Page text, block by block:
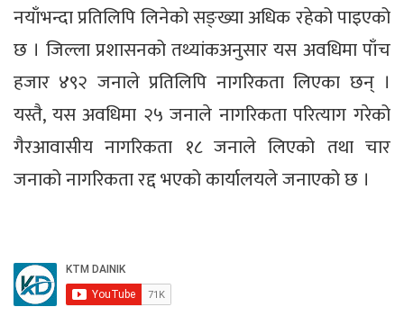
नयाँभन्दा प्रतिलिपि लिनेको सङ्ख्या अधिक रहेको पाइएको
छ । जिल्ला प्रशासनको तथ्यांकअनुसार यस अवधिमा पाँच
हजार ४९२ जनाले प्रतिलिपि नागरिकता लिएका छन् ।
यस्तै, यस अवधिमा २५ जनाले नागरिकता परित्याग गरेको
गैरआवासीय नागरिकता १८ जनाले लिएको तथा चार
जनाको नागरिकता रद्द भएको कार्यालयले जनाएको छ ।